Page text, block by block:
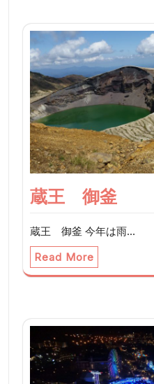
蔵王 御釜
蔵王 御釜 今年は雨…
Read More